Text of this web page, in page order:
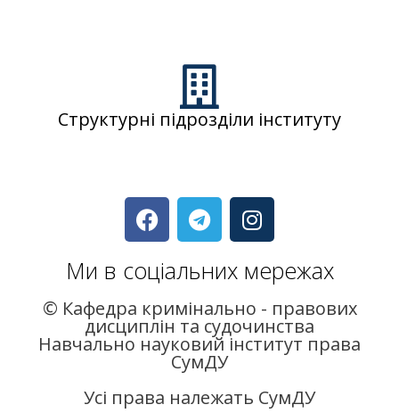
Структурні підрозділи інституту
Ми в соціальних мережах
© Кафедра кримінально - правових
дисциплін та судочинства
Навчально науковий інститут права
СумДУ
Усі права належать СумДУ